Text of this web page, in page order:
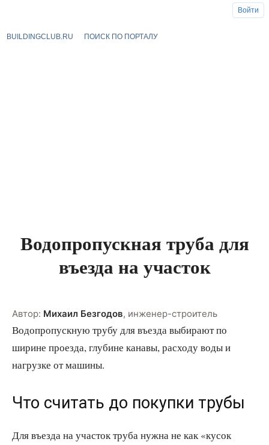
BUILDINGCLUB.RU ПОИСК ПО ПОРТАЛУ
Водопропускная труба для
въезда на участок
Автор: Михаил Безгодов, инженер-строитель
Водопропускную трубу для въезда выбирают по
ширине проезда, глубине канавы, расходу воды и
нагрузке от машины.
Что считать до покупки трубы
Для въезда на участок труба нужна не как «кусок
Войти